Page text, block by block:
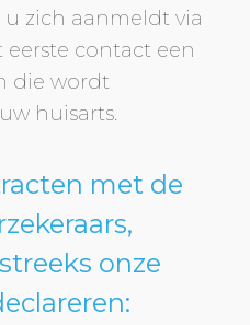
u zich aanmeldt via
eerste contact een
die wordt
huisarts.
met de
onze